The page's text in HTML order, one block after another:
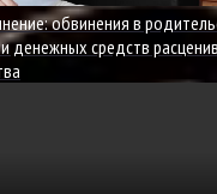
обвинения в
денежных средств